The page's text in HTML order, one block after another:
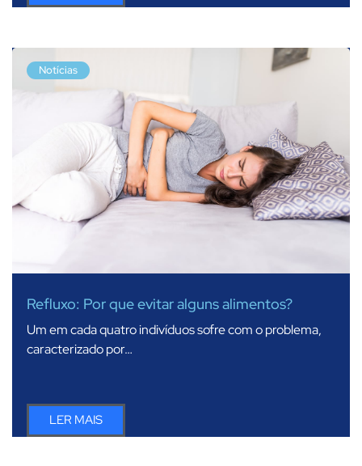
Notícias
Refluxo: Por que evitar alguns alimentos?
Um em cada quatro indivíduos sofre com o problema,
caracterizado por…
LER MAIS